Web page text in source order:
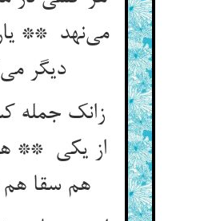
می‌نهد **
دیگر می‌کند
زانک جمله
از یکی **